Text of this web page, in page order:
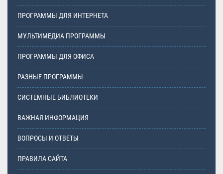
ПРОГРАММЫ ДЛЯ ИНТЕРНЕТА
МУЛЬТИМЕДИА ПРОГРАММЫ
ПРОГРАММЫ ДЛЯ ОФИСА
РАЗНЫЕ ПРОГРАММЫ
СИСТЕМНЫЕ БИБЛИОТЕКИ
ВАЖНАЯ ИНФОРМАЦИЯ
ВОПРОСЫ И ОТВЕТЫ
ПРАВИЛА САЙТА